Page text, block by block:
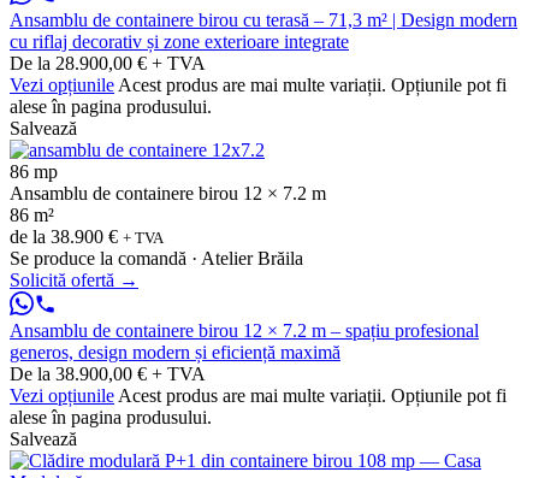
Ansamblu de containere birou cu terasă – 71,3 m² | Design modern
cu riflaj decorativ și zone exterioare integrate
De la 28.900,00 € + TVA
Vezi opțiunile Acest produs are mai multe variații. Opțiunile pot fi
alese în pagina produsului.
Salvează
86 mp
Ansamblu de containere birou 12 × 7.2 m
86 m²
de la 38.900 € + TVA
Se produce la comandă · Atelier Brăila
Solicită ofertă →
Ansamblu de containere birou 12 × 7.2 m – spațiu profesional
generos, design modern și eficiență maximă
De la 38.900,00 € + TVA
Vezi opțiunile Acest produs are mai multe variații. Opțiunile pot fi
alese în pagina produsului.
Salvează